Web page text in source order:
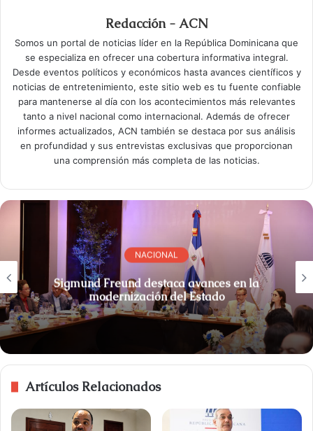
Redacción - ACN
Somos un portal de noticias líder en la República Dominicana que
se especializa en ofrecer una cobertura informativa integral.
Desde eventos políticos y económicos hasta avances científicos y
noticias de entretenimiento, este sitio web es tu fuente confiable
para mantenerse al día con los acontecimientos más relevantes
tanto a nivel nacional como internacional. Además de ofrecer
informes actualizados, ACN también se destaca por sus análisis
en profundidad y sus entrevistas exclusivas que proporcionan
una comprensión más completa de las noticias.
NACIONAL
Sigmund Freund destaca avances en la
modernización del Estado
Artículos Relacionados